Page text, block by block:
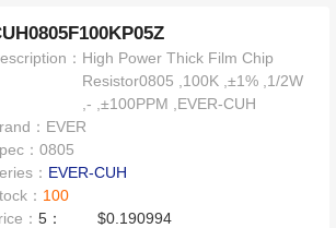
： High Power Thick Film Chip
Resistor0805 ,100K ,±1% ,1/2W
,- ,±100PPM ,EVER-CUH
： EVER
：0805
： EVER-CUH
： 100
：5：
$0.190994